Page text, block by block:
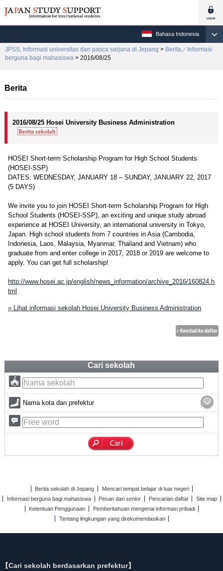
Bahasa Indonesia
JPSS, Informasi universitas dan pasca sarjana di Jepang > Berita／Informasi
berguna bagi mahasiswa > 2016/08/25
Berita
2016/08/25 Hosei University Business Administration
HOSEI Short-term Scholarship Program for High School Students
(HOSEI-SSP)
DATES: WEDNESDAY, JANUARY 18 – SUNDAY, JANUARY 22, 2017
(5 DAYS)
We invite you to join HOSEI Short-term Scholarship Program for High
School Students (HOSEI-SSP), an exciting and unique study abroad
experience at HOSEI University, an international university in Tokyo,
Japan. High school students from 7 countries in Asia (Cambodia,
Indonesia, Laos, Malaysia, Myanmar, Thailand and Vietnam) who
graduate from and enter college in 2017, 2018 or 2019 are welcome to
apply. You can get full scholarship!
http://www.hosei.ac.jp/english/news_information/archive_2016/160824.h
tml
» Lihat informasi sekolah Hosei University Business Administration
Cari sekolah
Nama kota dan prefektur
Berita sekolah di Jepang
Mencari tempat belajar di luar negeri
Informasi berguna bagi mahasiswa
Pesan dari senior Pencarian daftar
Site map
Ketentuan Penggunaan
Pemberitahuan mengenai informasi pribadi
Tentang lingkungan yang direkomendasikan
【Cari sekolah berdasarkan prefektur】